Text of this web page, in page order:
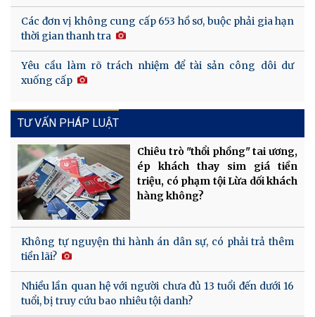
Các đơn vị không cung cấp 653 hồ sơ, buộc phải gia hạn
thời gian thanh tra
Yêu cầu làm rõ trách nhiệm để tài sản công dôi dư
xuống cấp
TƯ VẤN PHÁP LUẬT
Chiêu trò "thổi phồng" tai ương,
ép khách thay sim giá tiền
triệu, có phạm tội Lừa dối khách
hàng không?
Không tự nguyện thi hành án dân sự, có phải trả thêm
tiền lãi?
Nhiều lần quan hệ với người chưa đủ 13 tuổi đến dưới 16
tuổi, bị truy cứu bao nhiêu tội danh?